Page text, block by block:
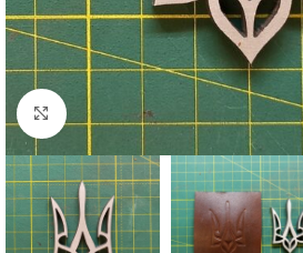
Click to enlarge